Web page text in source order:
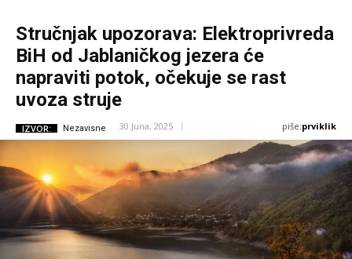
Stručnjak upozorava: Elektroprivreda
BiH od Jablaničkog jezera će
napraviti potok, očekuje se rast
uvoza struje
IZVOR: Nezavisne 30 Juna, 2025 piše:prviklik